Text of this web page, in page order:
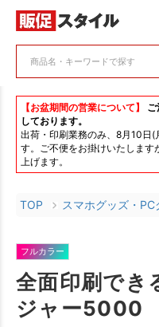
【お盆期間の営業について】
しております。
出荷・印刷業務のみ、8月10日(
す。ご不便をお掛けいたします
上げます。
TOP スマホグッズ・
フルカラー
全面印刷でき
ジャー5000